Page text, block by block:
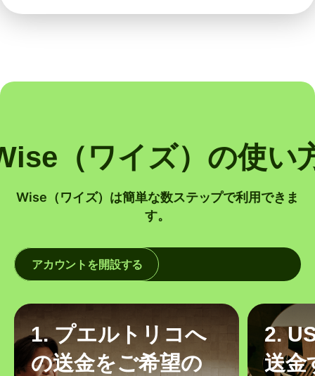
（ワイズ）の使い
Wise（ワイズ）は簡単な数ステップで利用できま
す。
アカウントを開設する
1. プエルトリコへ
の送金をご希望の
2.
送金